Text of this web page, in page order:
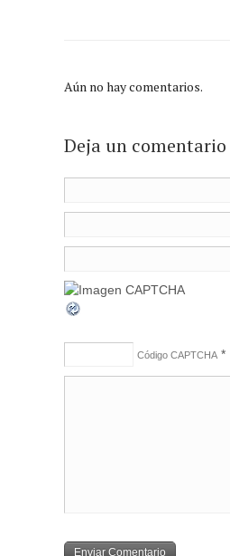
Aún no hay comentarios.
Deja un comentario
Código CAPTCHA *